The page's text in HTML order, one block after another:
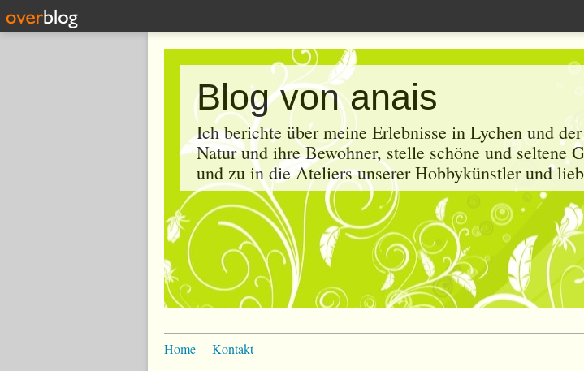
Blog von anais
Ich berichte über meine Erlebnisse in Lychen und
Natur und ihre Bewohner, stelle schöne und seltene
und zu in die Ateliers unserer Hobbykünstler und
Home Kontakt